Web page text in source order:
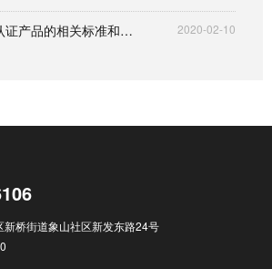
电热水器CCC认证产品的相关标准和要求解读 2020-02-10
桥街道象山社区新发东路24号